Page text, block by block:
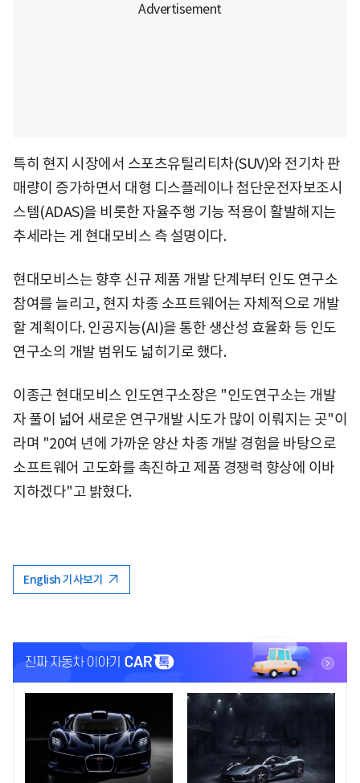
특히 현지 시장에서 스포츠유틸리티차(SUV)와 전기차 판
매량이 증가하면서 대형 디스플레이나 첨단운전자보조시
스템(ADAS)을 비롯한 자율주행 기능 적용이 활발해지는
추세라는 게 현대모비스 측 설명이다.
현대모비스는 향후 신규 제품 개발 단계부터 인도 연구소
참여를 늘리고, 현지 차종 소프트웨어는 자체적으로 개발
할 계획이다. 인공지능(AI)을 통한 생산성 효율화 등 인도
연구소의 개발 범위도 넓히기로 했다.
이종근 현대모비스 인도연구소장은 "인도연구소는 개발
자 풀이 넓어 새로운 연구개발 시도가 많이 이뤄지는 곳"이
라며 "20여 년에 가까운 양산 차종 개발 경험을 바탕으로
소프트웨어 고도화를 촉진하고 제품 경쟁력 향상에 이바
지하겠다"고 밝혔다.
English 기사보기
<